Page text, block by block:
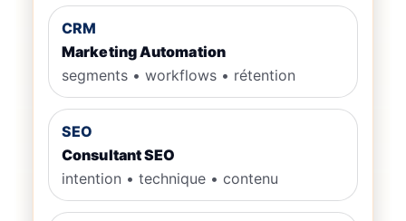
CRM
Marketing Automation
segments • workflows • rétention
SEO
Consultant SEO
intention • technique • contenu